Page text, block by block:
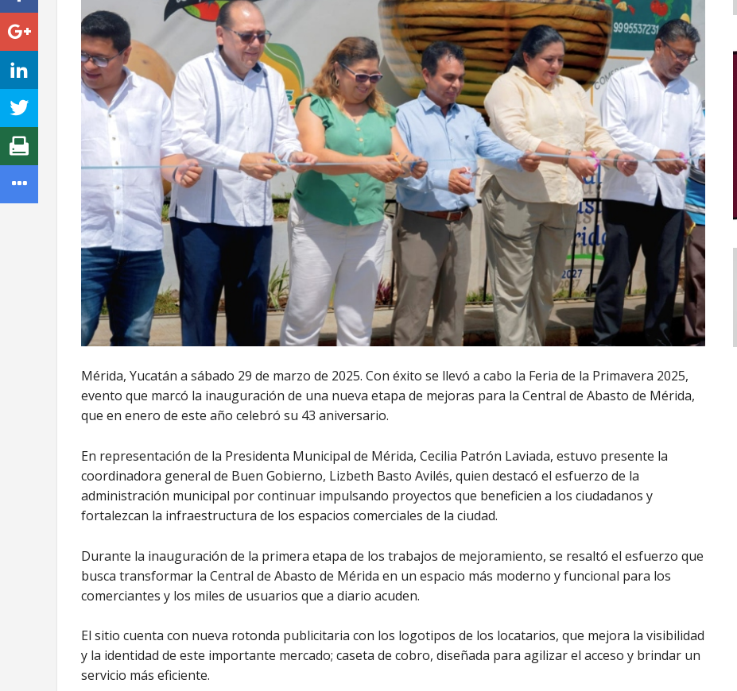
Mérida, Yucatán a sábado 29 de marzo de 2025. Con éxito se llevó a cabo la Feria de la Primavera 2025,
evento que marcó la inauguración de una nueva etapa de mejoras para la Central de Abasto de Mérida,
que en enero de este año celebró su 43 aniversario.
En representación de la Presidenta Municipal de Mérida, Cecilia Patrón Laviada, estuvo presente la
coordinadora general de Buen Gobierno, Lizbeth Basto Avilés, quien destacó el esfuerzo de la
administración municipal por continuar impulsando proyectos que beneficien a los ciudadanos y
fortalezcan la infraestructura de los espacios comerciales de la ciudad.
Durante la inauguración de la primera etapa de los trabajos de mejoramiento, se resaltó el esfuerzo que
busca transformar la Central de Abasto de Mérida en un espacio más moderno y funcional para los
comerciantes y los miles de usuarios que a diario acuden.
El sitio cuenta con nueva rotonda publicitaria con los logotipos de los locatarios, que mejora la visibilidad
y la identidad de este importante mercado; caseta de cobro, diseñada para agilizar el acceso y brindar un
servicio más eficiente.